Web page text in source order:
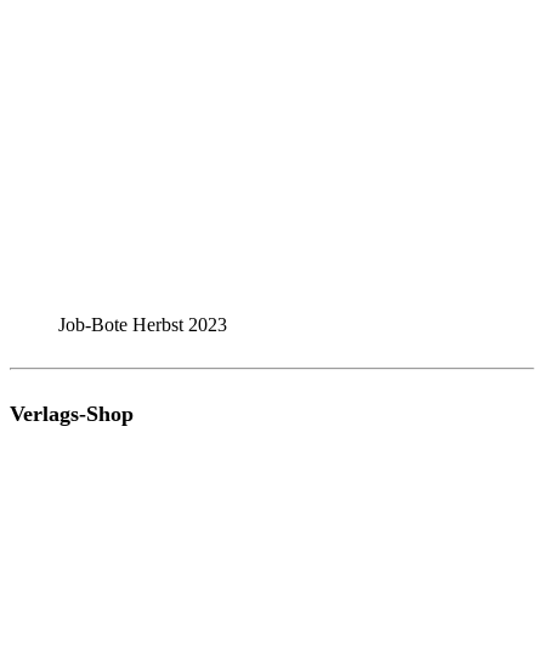
Job-Bote Herbst 2023
Verlags-Shop